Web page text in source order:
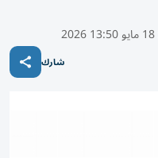
18 مايو 13:50 2026
شارك